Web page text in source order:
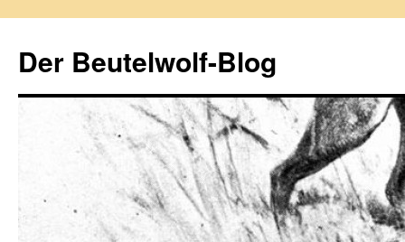
springen
Der Beutelwolf-Blog